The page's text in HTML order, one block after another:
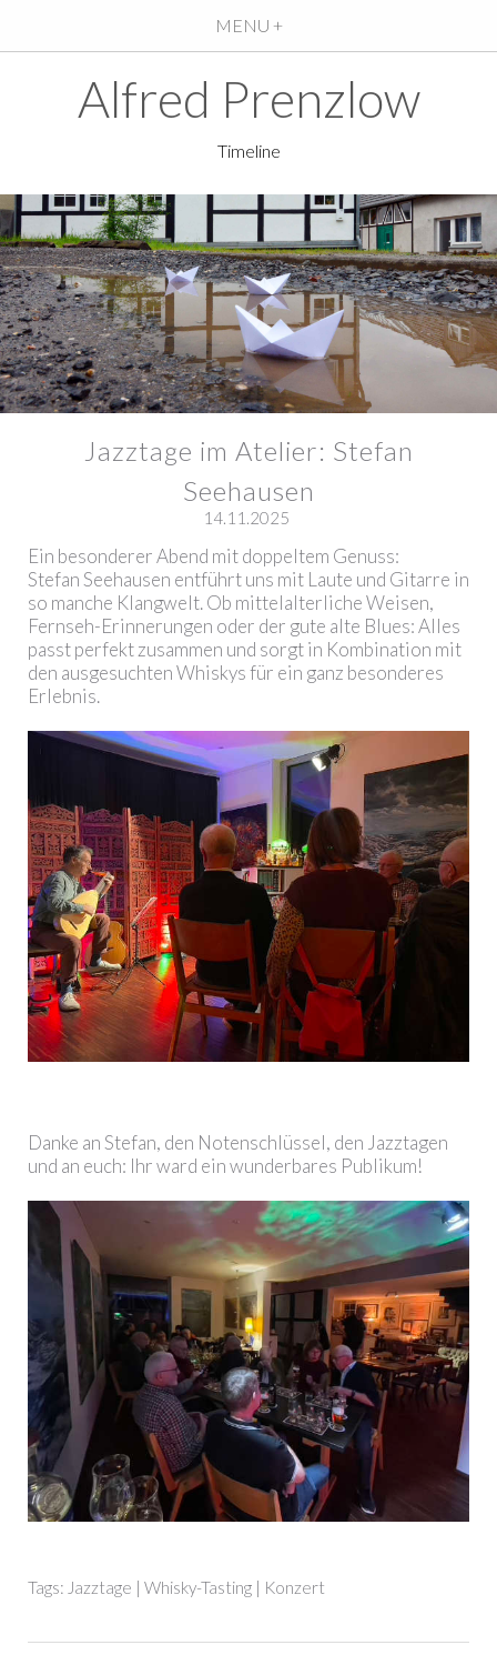
MENU +
Alfred Prenzlow
Timeline
Jazztage im Atelier: Stefan
Seehausen
14.11.2025
Ein besonderer Abend mit doppeltem Genuss:
Stefan Seehausen entführt uns mit Laute und Gitarre in
so manche Klangwelt. Ob mittelalterliche Weisen,
Fernseh-Erinnerungen oder der gute alte Blues: Alles
passt perfekt zusammen und sorgt in Kombination mit
den ausgesuchten Whiskys für ein ganz besonderes
Erlebnis.
Danke an Stefan, den Notenschlüssel, den Jazztagen
und an euch: Ihr ward ein wunderbares Publikum!
Tags: Jazztage | Whisky-Tasting | Konzert